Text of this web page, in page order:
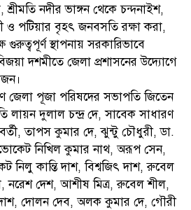
শ্রীমতি নদীর ভাঙ্গন থেকে চন্দনাইশ,
ও পটিয়ার বৃহৎ জনবসতি রক্ষা করা,
গুরুত্বপূর্ণ স্থাপনায় সরকারিভাবে
দশমীতে জেলা প্রশাসনের উদ্যোগে
জেলা পূজা পরিষদের সভাপতি জিতেন
লায়ন দুলাল চন্দ্র দে, সাবেক সাধারণ
তাপস কুমার দে, ঝুন্টু চৌধুরী, ডা.
নিখিল কুমার নাথ, অরূপ সেন,
কান্তি দাশ, বিশ্বজিৎ দাশ, রুবেল
দেশ, আশীষ মিত্র, রুবেল শীল,
দোলন দেব, অলক কুমার দে, গৌরী